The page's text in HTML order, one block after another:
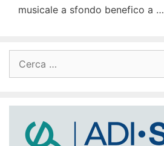
musicale a sfondo benefico a …
per: